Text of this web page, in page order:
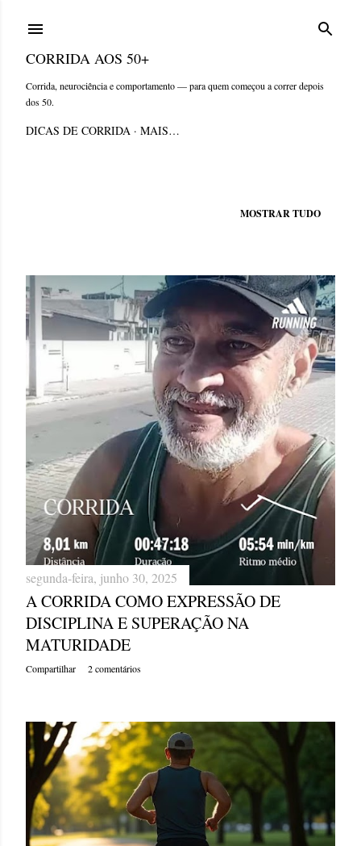
CORRIDA AOS 50+
Corrida, neurociência e comportamento — para quem começou a correr depois
dos 50.
DICAS DE CORRIDA MAIS…
s
t
g
e
n
s
MOSTRAR TUDO
segunda-feira, junho 30, 2025
A CORRIDA COMO EXPRESSÃO DE
DISCIPLINA E SUPERAÇÃO NA
MATURIDADE
Compartilhar 2 comentários